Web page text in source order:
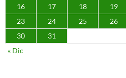
16
17 18 19
23
24 25 26
30
31
« Dic